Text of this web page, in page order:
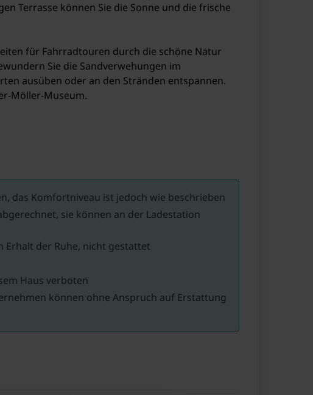
Terrasse können Sie die Sonne und die frische
für Fahrradtouren durch die schöne Natur
Sie die Sandverwehungen im
ausüben oder an den Stränden entspannen.
Möller-Museum.
das Komfortniveau ist jedoch wie beschrieben
sie können an der Ladestation
Erhalt der Ruhe, nicht gestattet
Haus verboten
können ohne Anspruch auf Erstattung